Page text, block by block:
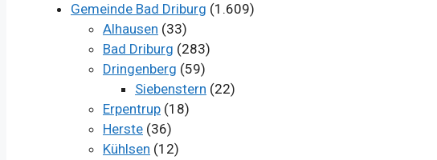
Gemeinde Bad Driburg (1.609)
Alhausen (33)
Bad Driburg (283)
Dringenberg (59)
Siebenstern (22)
Erpentrup (18)
Herste (36)
Kühlsen (12)